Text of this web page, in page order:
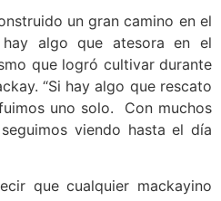
un gran camino en el
algo que atesora en el
que logró cultivar durante
“Si hay algo que rescato
uno solo. Con muchos
viendo hasta el día
que cualquier mackayino